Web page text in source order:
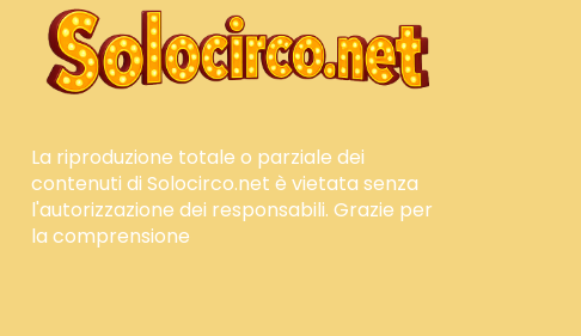
La riproduzione totale o parziale dei
contenuti di Solocirco.net è vietata senza
l'autorizzazione dei responsabili. Grazie per
la comprensione